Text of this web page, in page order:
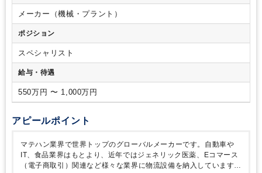
メーカー（機械・プラント）
ポジション
スペシャリスト
給与・待遇
550万円 〜 1,000万円
アピールポイント
マテハン業界で世界トップのグローバルメーカーです。自動車や
IT、食品業界はもとより、近年ではジェネリック医薬、Eコマース
（電子商取引）関連など様々な業界に物流設備を納入しています。